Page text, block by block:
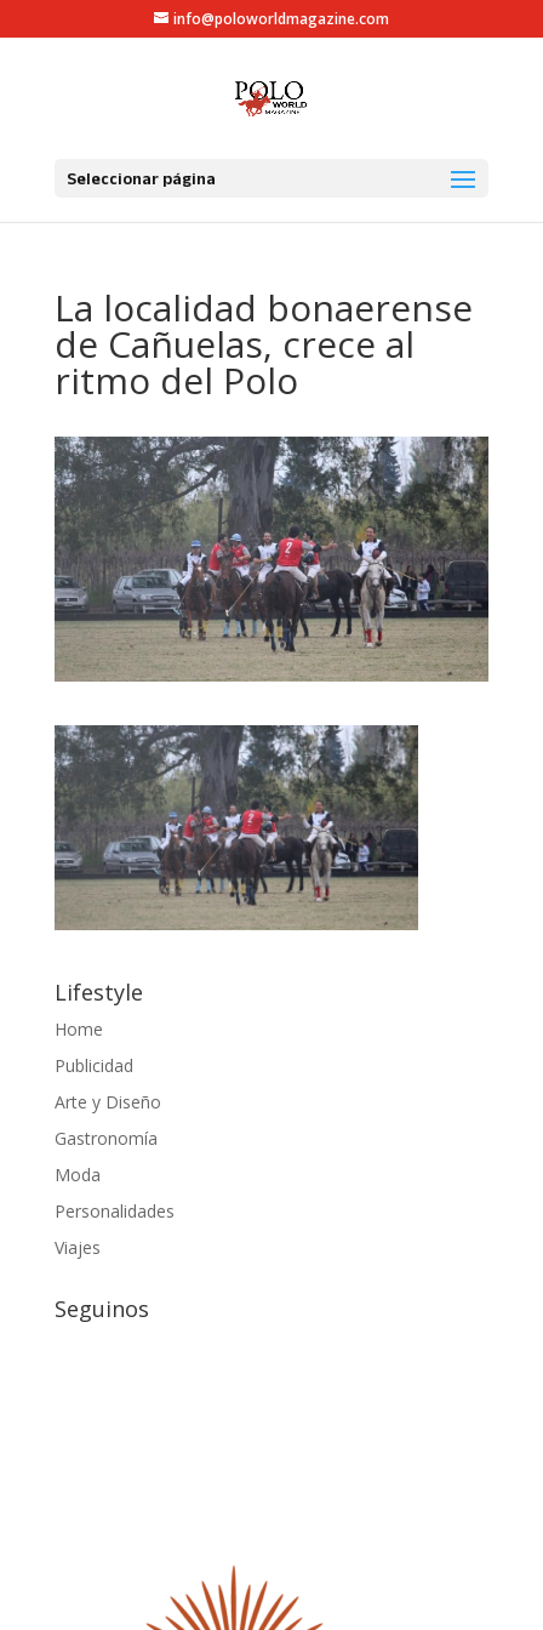
info@poloworldmagazine.com
Seleccionar página
La localidad bonaerense
de Cañuelas, crece al
ritmo del Polo
Lifestyle
Home
Publicidad
Arte y Diseño
Gastronomía
Moda
Personalidades
Viajes
Seguinos